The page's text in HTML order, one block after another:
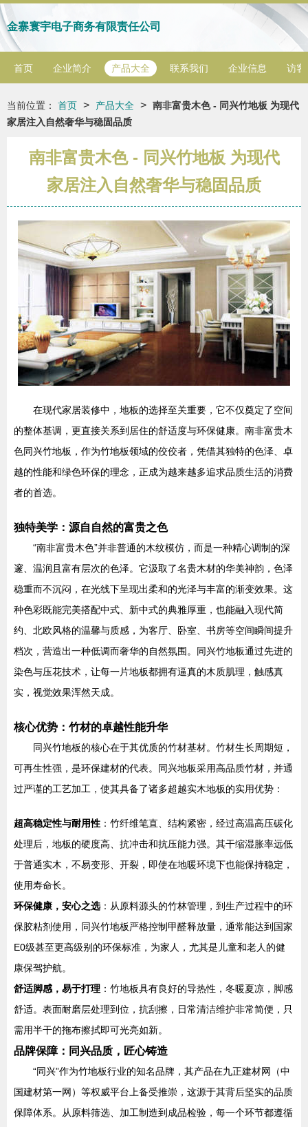
金寨寰宇电子商务有限责任公司
首页 企业简介 产品大全 联系我们 企业信息 访客
当前位置： 首页 > 产品大全 > 南非富贵木色 - 同兴竹地板 为现代
家居注入自然奢华与稳固品质
南非富贵木色 - 同兴竹地板 为现代
家居注入自然奢华与稳固品质
在现代家居装修中，地板的选择至关重要，它不仅奠定了空间
的整体基调，更直接关系到居住的舒适度与环保健康。南非富贵木
色同兴竹地板，作为竹地板领域的佼佼者，凭借其独特的色泽、卓
越的性能和绿色环保的理念，正成为越来越多追求品质生活的消费
者的首选。
独特美学：源自自然的富贵之色
“南非富贵木色”并非普通的木纹模仿，而是一种精心调制的深
邃、温润且富有层次的色泽。它汲取了名贵木材的华美神韵，色泽
稳重而不沉闷，在光线下呈现出柔和的光泽与丰富的渐变效果。这
种色彩既能完美搭配中式、新中式的典雅厚重，也能融入现代简
约、北欧风格的温馨与质感，为客厅、卧室、书房等空间瞬间提升
档次，营造出一种低调而奢华的自然氛围。同兴竹地板通过先进的
染色与压花技术，让每一片地板都拥有逼真的木质肌理，触感真
实，视觉效果浑然天成。
核心优势：竹材的卓越性能升华
同兴竹地板的核心在于其优质的竹材基材。竹材生长周期短，
可再生性强，是环保建材的代表。同兴地板采用高品质竹材，并通
过严谨的工艺加工，使其具备了诸多超越实木地板的实用优势：
超高稳定性与耐用性 ：竹纤维笔直、结构紧密，经过高温高压碳化
处理后，地板的硬度高、抗冲击和抗压能力强。其干缩湿胀率远低
于普通实木，不易变形、开裂，即使在地暖环境下也能保持稳定，
使用寿命长。
环保健康，安心之选：从原料源头的竹林管理，到生产过程中的环
保胶粘剂使用，同兴竹地板严格控制甲醛释放量，通常能达到国家
E0级甚至更高级别的环保标准，为家人，尤其是儿童和老人的健
康保驾护航。
舒适脚感，易于打理 ：竹地板具有良好的导热性，冬暖夏凉，脚感
舒适。表面耐磨层处理到位，抗刮擦，日常清洁维护非常简便，只
需用半干的拖布擦拭即可光亮如新。
品牌保障：同兴品质，匠心铸造
“同兴”作为竹地板行业的知名品牌，其产品在九正建材网（中
国建材第一网）等权威平台上备受推崇，这源于其背后坚实的品质
保障体系。从原料筛选、加工制造到成品检验，每一个环节都遵循